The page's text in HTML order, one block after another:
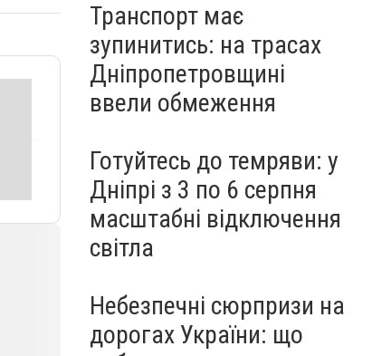
Транспорт має
зупинитись: на трасах
Дніпропетровщині
ввели обмеження
Готуйтесь до темряви: у
Дніпрі з 3 по 6 серпня
масштабні відключення
світла
Небезпечні сюрпризи на
дорогах України: що